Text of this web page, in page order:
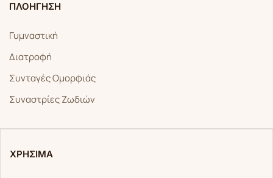
ΠΛΟΗΓΗΣΗ
Γυμναστική
Διατροφή
Συνταγές Ομορφιάς
Συναστρίες Ζωδιών
ΧΡΗΣΙΜΑ